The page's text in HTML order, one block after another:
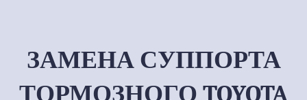
ЗАМЕНА СУППОРТА
ТОРМОЗНОГО TOYOTA